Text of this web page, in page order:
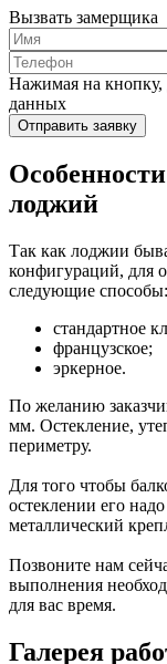
Вызвать замерщика
Нажимая на кнопку,
данных
Отправить заявку
лоджий
Так как лоджии
конфигураций, для
следующие способы:
стандартное
французское;
эркерное.
По желанию
мм. Остекление,
периметру.
Для того чтобы
остеклении его
металлический
Позвоните нам
выполнения
для вас время.
Галерея